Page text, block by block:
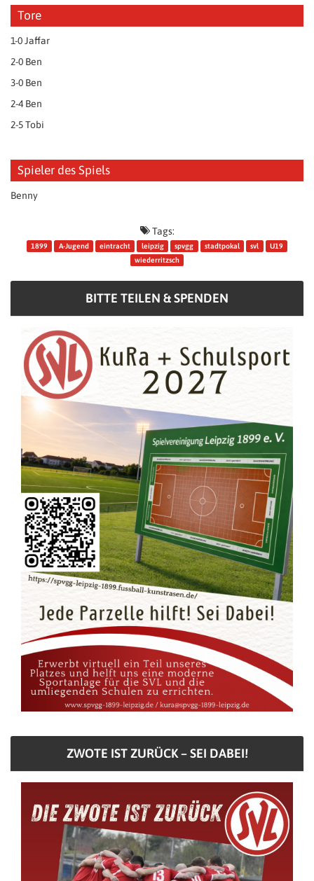
Tore
1-0 Jaffar
2-0 Ben
3-0 Ben
2-4 Ben
2-5 Tobi
Spieler des Spiels
Benny
Tags:
1899 A-Jugend eintracht leipzig spvgg stadtpokal svl
U19
wiederritzsch
BITTE TEILEN & SPENDEN
ZWOTE IST ZURÜCK – SEI DABEI!